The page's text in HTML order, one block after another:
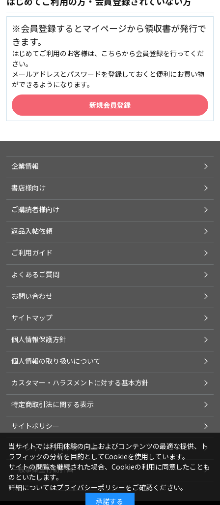
※会員登録するとマイページから領収書が発行で
きます。
はじめてご利用のお客様は、こちらから会員登録を行ってくだ
さい。
メールアドレスとパスワードを登録しておくと便利にお買い物
ができるようになります。
企業情報
書店様向け
ご購読者様向け
返品入帖依頼
ご利用ガイド
よくあるご質問
お問い合わせ
サイトマップ
個人情報保護方針
個人情報の取り扱いについて
カスタマー・ハラスメントに対する基本方針
特定商取引法に関する表示
サイトポリシー
ソーシャルメディアポリシー
一般事業主行動計画
当サイトでは利用体験の向上およびコンテンツの最適な提供、ト
ラフィックの分析を目的としてCookieを使用しています。
サイトの閲覧を継続された場合、Cookieの利用に同意したことも
のといたします。
詳細についてはプライバシーポリシーをご確認ください。
承諾する